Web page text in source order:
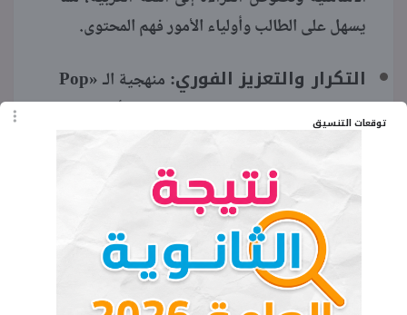
توقعات التنسيق
يسهل على الطالب وأولياء الأمور فهم المحتوى.
التكرار والتعزيز الفوري: منهجية الـ «Pop
Quiz» بعد كل جزء جديد (مفردات أو قواعد)
التعلم ضمن سياق:يتم تقديم المفردات
والقواعد من خلال نصوص ومواقف واقعية (مثل
يوم في ميدان السباق)، مما يجعل التعلم أكثر
متعة وفائدة.